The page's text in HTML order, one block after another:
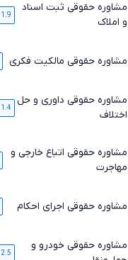
مشاوره حقوقی ثبت اسناد
و املاک
1.9 هزار
مشاوره حقوقی مالکیت فکری
مشاوره حقوقی داوری و حل
اختلاف
1.4 هزار
مشاوره حقوقی اتباع خارجی و
مهاجرت
مشاوره حقوقی اجرای احکام
مشاوره حقوقی خودرو و
2.5 هزار